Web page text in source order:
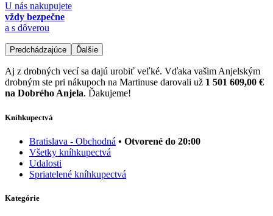
U nás nakupujete
vždy bezpečne
a s dôverou
Predchádzajúce Ďalšie
Aj z drobných vecí sa dajú urobiť veľké. Vďaka vašim Anjelským
drobným ste pri nákupoch na Martinuse darovali už 1 501 609,00 €
na Dobrého Anjela. Ďakujeme!
Kníhkupectvá
Bratislava - Obchodná • Otvorené do 20:00
Všetky kníhkupectvá
Udalosti
Spriatelené kníhkupectvá
Kategórie